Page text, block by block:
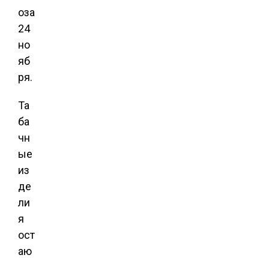
оза
24
но
яб
ря.
Та
ба
чн
ые
из
де
ли
я
ост
аю